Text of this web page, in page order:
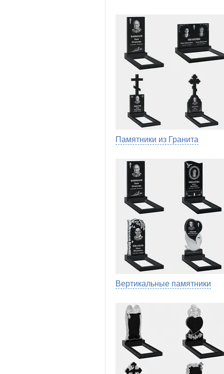
Памятники из Гранита
Вертикальные памятники